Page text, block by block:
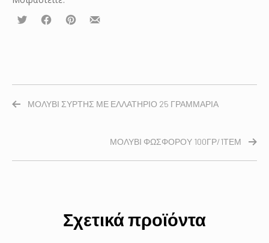
Τουίτα ΜοιραστείτεΜοιραστείτεΜοιραστείτε
ΜΟΛΥΒΙ ΣΥΡΤΗΣ ΜΕ ΕΛΛΑΤΗΡΙΟ 25 ΓΡΑΜΜΑΡΙΑ
ΜΟΛΥΒΙ ΦΩΣΦΟΡΟΥ 100ΓΡ/1ΤΕΜ
Σχετικά προϊόντα